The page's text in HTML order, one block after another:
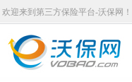
欢迎来到第三方保险平台-沃保网！